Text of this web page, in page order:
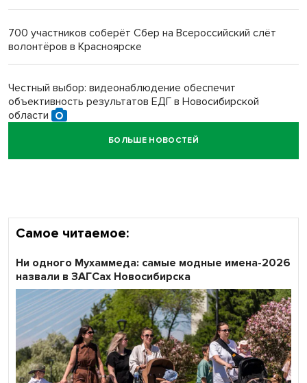
Обновлённое отделение ВТБ открылось в Искитиме
700 участников соберёт Сбер на Всероссийский слёт
волонтёров в Красноярске
Честный выбор: видеонаблюдение обеспечит
объективность результатов ЕДГ в Новосибирской
области
Кибертанки пошли в бой: «Ростелеком» объявляет
БОЛЬШЕ НОВОСТЕЙ
Самое читаемое:
Ни одного Мухаммеда: самые модные имена-2026
назвали в ЗАГСах Новосибирска